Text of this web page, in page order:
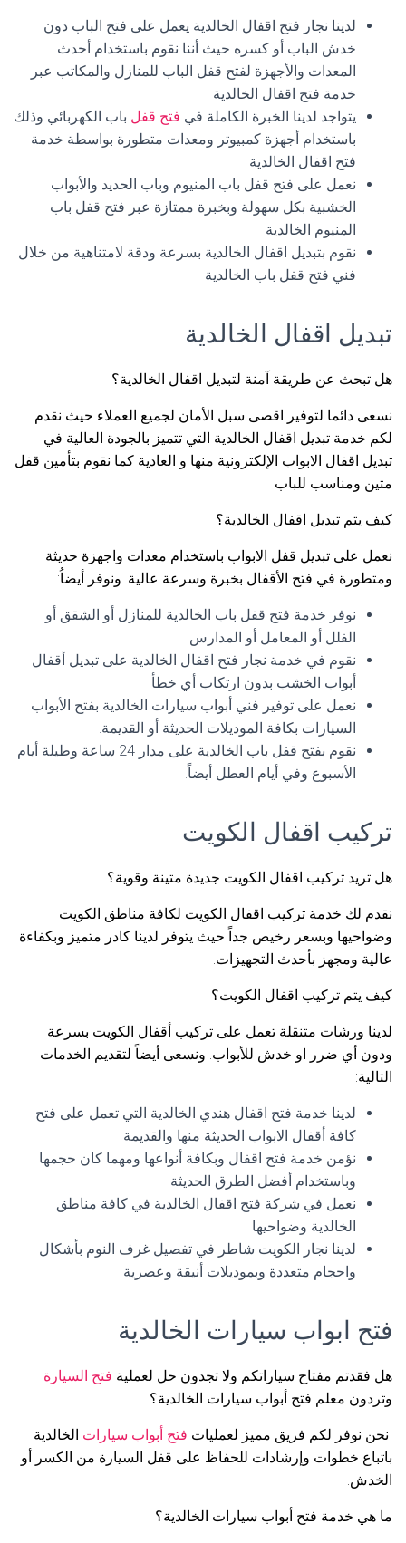
لدينا نجار فتح اقفال الخالدية يعمل على فتح الباب دون
خدش الباب أو كسره حيث أننا نقوم باستخدام أحدث
المعدات والأجهزة لفتح قفل الباب للمنازل والمكاتب عبر
خدمة فتح اقفال الخالدية
يتواجد لدينا الخبرة الكاملة في فتح قفل باب الكهربائي وذلك
باستخدام أجهزة كمبيوتر ومعدات متطورة بواسطة خدمة
فتح اقفال الخالدية
نعمل على فتح قفل باب المنيوم وباب الحديد والأبواب
الخشبية بكل سهولة وبخبرة ممتازة عبر فتح قفل باب
المنيوم الخالدية
نقوم بتبديل اقفال الخالدية بسرعة ودقة لامتناهية من خلال
فني فتح قفل باب الخالدية
تبديل اقفال الخالدية
هل تبحث عن طريقة آمنة لتبديل اقفال الخالدية؟
نسعى دائما لتوفير اقصى سبل الأمان لجميع العملاء حيث نقدم
لكم خدمة تبديل اقفال الخالدية التي تتميز بالجودة العالية في
تبديل اقفال الابواب الإلكترونية منها و العادية كما نقوم بتأمين قفل
متين ومناسب للباب
كيف يتم تبديل اقفال الخالدية؟
نعمل على تبديل قفل الابواب باستخدام معدات واجهزة حديثة
ومتطورة في فتح الأقفال بخبرة وسرعة عالية. ونوفر أيضاُ:
نوفر خدمة فتح قفل باب الخالدية للمنازل أو الشقق أو
الفلل أو المعامل أو المدارس
نقوم في خدمة نجار فتح اقفال الخالدية على تبديل أقفال
أبواب الخشب بدون ارتكاب أي خطأ
نعمل على توفير فني أبواب سيارات الخالدية بفتح الأبواب
السيارات بكافة الموديلات الحديثة أو القديمة.
نقوم بفتح قفل باب الخالدية على مدار 24 ساعة وطيلة أيام
الأسبوع وفي أيام العطل أيضاً.
تركيب اقفال الكويت
هل تريد تركيب اقفال الكويت جديدة متينة وقوية؟
نقدم لك خدمة تركيب اقفال الكويت لكافة مناطق الكويت
وضواحيها وبسعر رخيص جداً حيث يتوفر لدينا كادر متميز وبكفاءة
عالية ومجهز بأحدث التجهيزات.
كيف يتم تركيب اقفال الكويت؟
لدينا ورشات متنقلة تعمل على تركيب أقفال الكويت بسرعة
ودون أي ضرر او خدش للأبواب. ونسعى أيضاً لتقديم الخدمات
التالية:
لدينا خدمة فتح اقفال هندي الخالدية التي تعمل على فتح
كافة أقفال الابواب الحديثة منها والقديمة
نؤمن خدمة فتح اقفال وبكافة أنواعها ومهما كان حجمها
وباستخدام أفضل الطرق الحديثة.
نعمل في شركة فتح اقفال الخالدية في كافة مناطق
الخالدية وضواحيها
لدينا نجار الكويت شاطر في تفصيل غرف النوم بأشكال
واحجام متعددة وبموديلات أنيقة وعصرية
فتح ابواب سيارات الخالدية
هل فقدتم مفتاح سياراتكم ولا تجدون حل لعملية فتح السيارة
وتردون معلم فتح أبواب سيارات الخالدية؟
نحن نوفر لكم فريق مميز لعمليات فتح أبواب سيارات الخالدية
باتباع خطوات وإرشادات للحفاظ على قفل السيارة من الكسر أو
الخدش.
ما هي خدمة فتح أبواب سيارات الخالدية؟